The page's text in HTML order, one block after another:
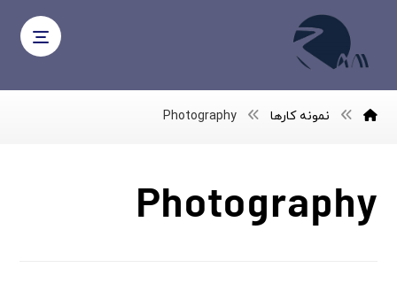
نمونه کارها Photography
Photography